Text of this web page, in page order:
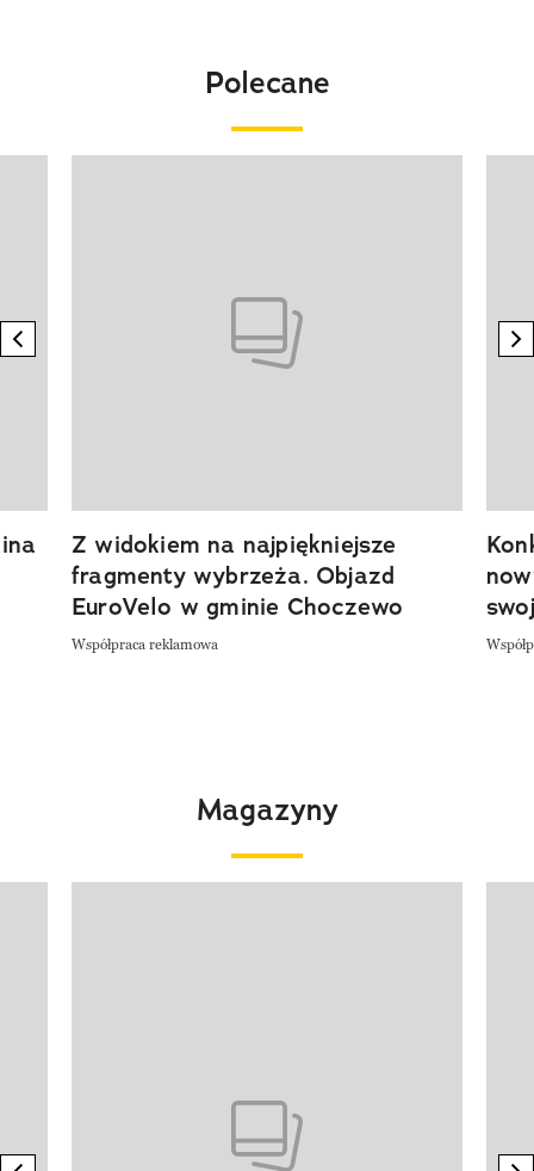
Polecane
previous element
Z widokiem na najpiękniejsze
fragmenty wybrzeża. Objazd
EuroVelo w gminie Choczewo
Współpraca reklamowa
Magazyny